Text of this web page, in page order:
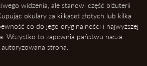
widzenia, ale stanowi część biżuterii
okulary za kilkaset złotych lub kilka
co do jego oryginalności i najwyższej
Wszystko to zapewnia państwu nasza
autoryzowana strona.